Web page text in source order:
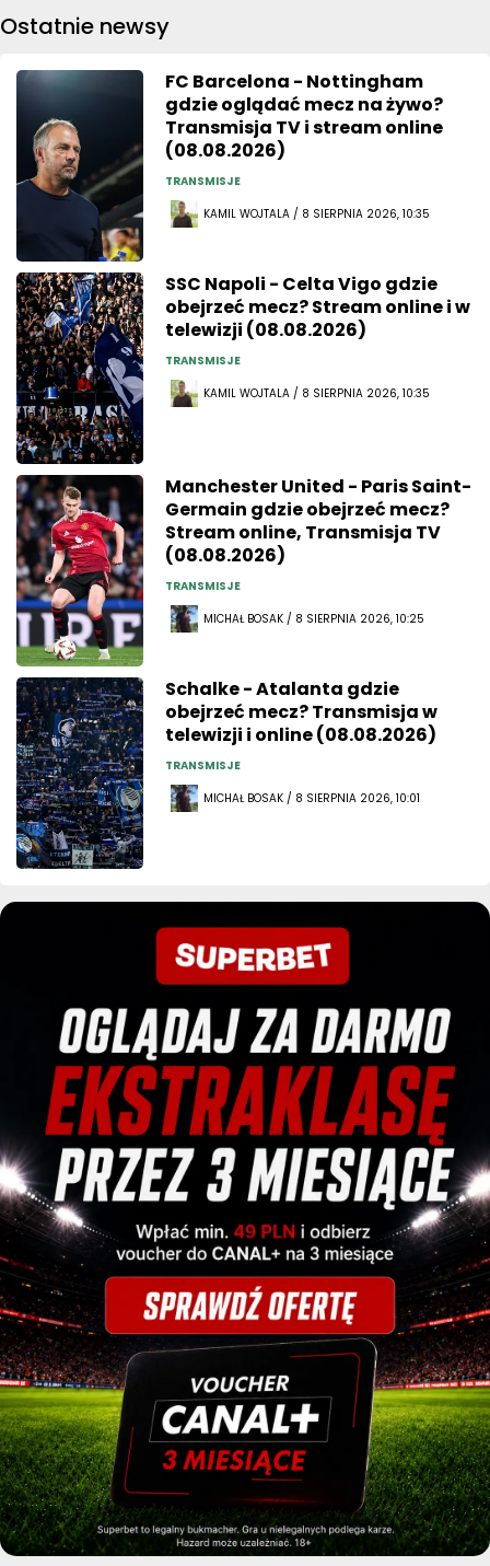
Ostatnie newsy
FC Barcelona - Nottingham
gdzie oglądać mecz na żywo?
Transmisja TV i stream online
(08.08.2026)
TRANSMISJE
KAMIL WOJTALA / 8 SIERPNIA 2026, 10:35
SSC Napoli - Celta Vigo gdzie
obejrzeć mecz? Stream online i w
telewizji (08.08.2026)
TRANSMISJE
KAMIL WOJTALA / 8 SIERPNIA 2026, 10:35
Manchester United - Paris Saint-
Germain gdzie obejrzeć mecz?
Stream online, Transmisja TV
(08.08.2026)
TRANSMISJE
MICHAŁ BOSAK / 8 SIERPNIA 2026, 10:25
Schalke - Atalanta gdzie
obejrzeć mecz? Transmisja w
telewizji i online (08.08.2026)
TRANSMISJE
MICHAŁ BOSAK / 8 SIERPNIA 2026, 10:01